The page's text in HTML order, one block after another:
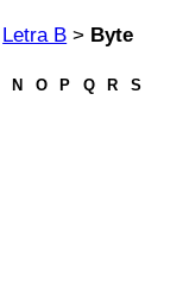
Letra B > Byte
N O P Q R
S